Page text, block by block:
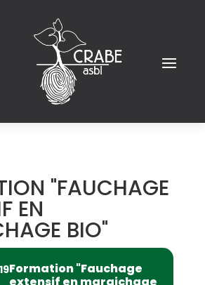
"FAUCHAGE
EN
BIO"
19Formation "Fauchage
extensif en maraichage